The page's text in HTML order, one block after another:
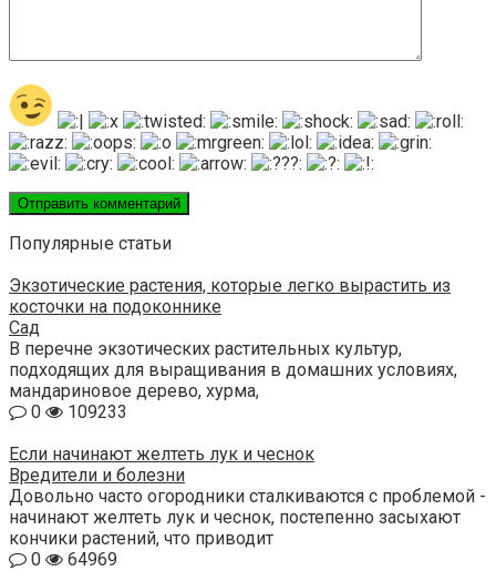
Популярные статьи
Экзотические растения, которые легко вырастить из
косточки на подоконнике
Сад
В перечне экзотических растительных культур,
подходящих для выращивания в домашних условиях,
мандариновое дерево, хурма,
0
109233
Если начинают желтеть лук и чеснок
Вредители и болезни
Довольно часто огородники сталкиваются с проблемой -
начинают желтеть лук и чеснок, постепенно засыхают
кончики растений, что приводит
0
64969